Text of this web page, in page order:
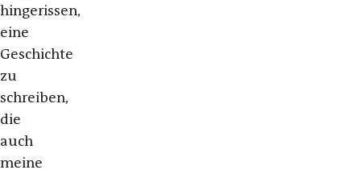
hingerissen,
eine
Geschichte
zu
schreiben,
die
auch
meine